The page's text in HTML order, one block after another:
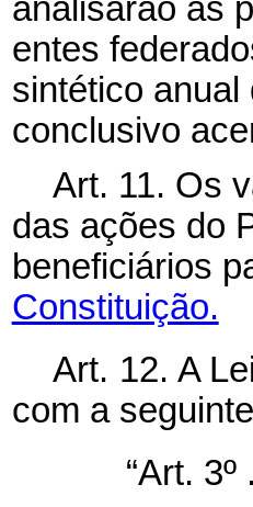
analisarão as
entes
sintético
conclusivo
Art. 11. Os
das ações do
beneficiários
Constituição.
Art. 12. A
com a
“Art.